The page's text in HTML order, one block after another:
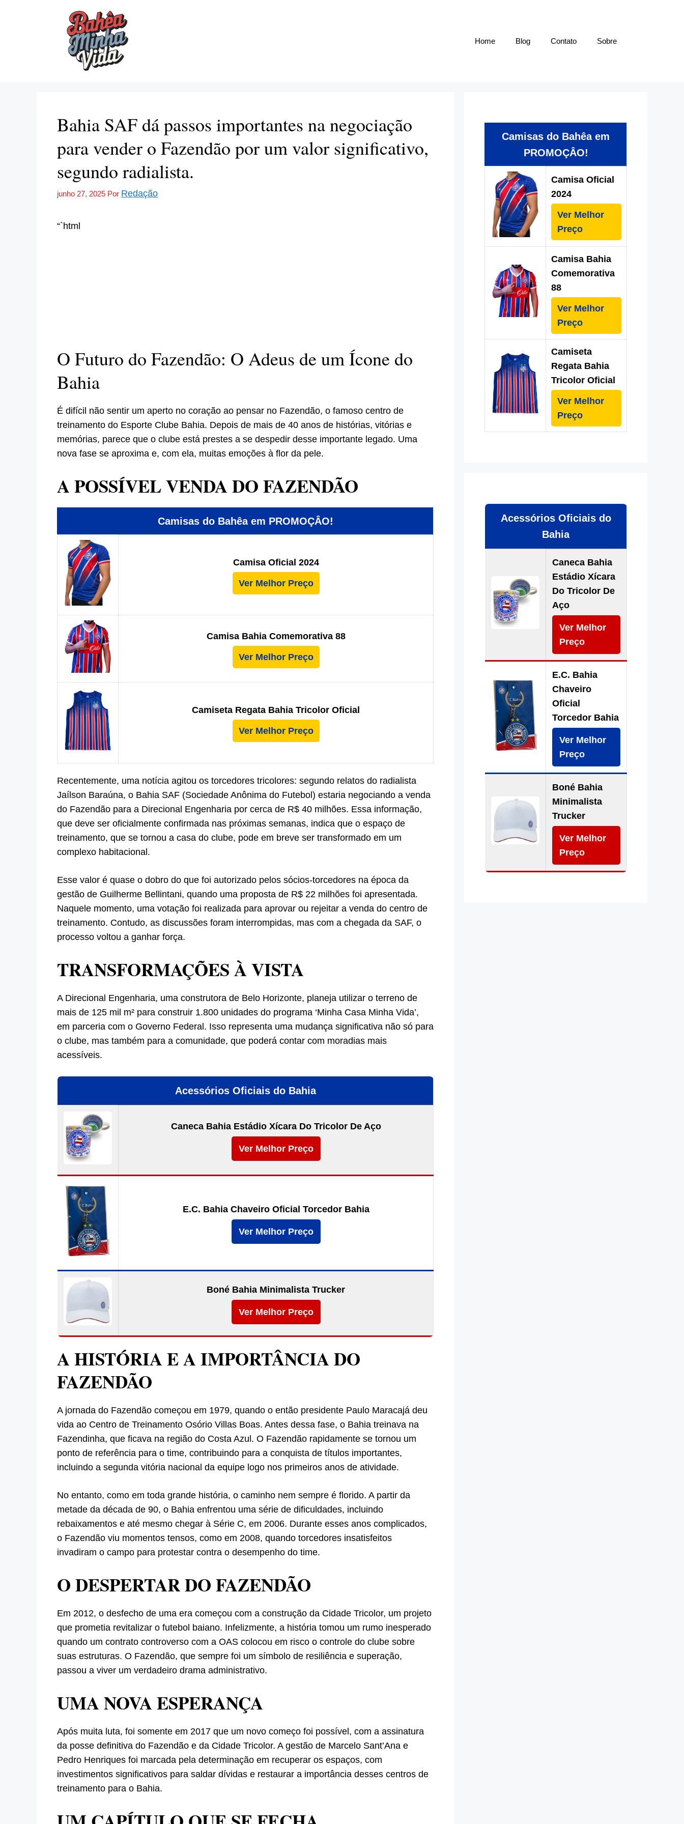
Home Blog Contato Sobre
Bahia SAF dá passos importantes na negociação
para vender o Fazendão por um valor significativo,
segundo radialista.
junho 27, 2025 Por Redação
“`html
O Futuro do Fazendão: O Adeus de um Ícone do
Bahia
É difícil não sentir um aperto no coração ao pensar no Fazendão, o famoso centro de
treinamento do Esporte Clube Bahia. Depois de mais de 40 anos de histórias, vitórias e
memórias, parece que o clube está prestes a se despedir desse importante legado. Uma
nova fase se aproxima e, com ela, muitas emoções à flor da pele.
A POSSÍVEL VENDA DO FAZENDÃO
Camisas do Bahêa em PROMOÇÂO!
Camisa Oficial 2024
Ver Melhor Preço
Camisa Bahia Comemorativa 88
Ver Melhor Preço
Camiseta Regata Bahia Tricolor Oficial
Ver Melhor Preço
Recentemente, uma notícia agitou os torcedores tricolores: segundo relatos do radialista
Jaílson Baraúna, o Bahia SAF (Sociedade Anônima do Futebol) estaria negociando a venda
do Fazendão para a Direcional Engenharia por cerca de R$ 40 milhões. Essa informação,
que deve ser oficialmente confirmada nas próximas semanas, indica que o espaço de
treinamento, que se tornou a casa do clube, pode em breve ser transformado em um
complexo habitacional.
Esse valor é quase o dobro do que foi autorizado pelos sócios-torcedores na época da
gestão de Guilherme Bellintani, quando uma proposta de R$ 22 milhões foi apresentada.
Naquele momento, uma votação foi realizada para aprovar ou rejeitar a venda do centro de
treinamento. Contudo, as discussões foram interrompidas, mas com a chegada da SAF, o
processo voltou a ganhar força.
TRANSFORMAÇÕES À VISTA
A Direcional Engenharia, uma construtora de Belo Horizonte, planeja utilizar o terreno de
mais de 125 mil m² para construir 1.800 unidades do programa ‘Minha Casa Minha Vida’,
em parceria com o Governo Federal. Isso representa uma mudança significativa não só para
o clube, mas também para a comunidade, que poderá contar com moradias mais
acessíveis.
Acessórios Oficiais do Bahia
Caneca Bahia Estádio Xícara Do Tricolor De Aço
Ver Melhor Preço
E.C. Bahia Chaveiro Oficial Torcedor Bahia
Ver Melhor Preço
Boné Bahia Minimalista Trucker
Ver Melhor Preço
A HISTÓRIA E A IMPORTÂNCIA DO
FAZENDÃO
A jornada do Fazendão começou em 1979, quando o então presidente Paulo Maracajá deu
vida ao Centro de Treinamento Osório Villas Boas. Antes dessa fase, o Bahia treinava na
Fazendinha, que ficava na região do Costa Azul. O Fazendão rapidamente se tornou um
ponto de referência para o time, contribuindo para a conquista de títulos importantes,
incluindo a segunda vitória nacional da equipe logo nos primeiros anos de atividade.
No entanto, como em toda grande história, o caminho nem sempre é florido. A partir da
metade da década de 90, o Bahia enfrentou uma série de dificuldades, incluindo
rebaixamentos e até mesmo chegar à Série C, em 2006. Durante esses anos complicados,
o Fazendão viu momentos tensos, como em 2008, quando torcedores insatisfeitos
invadiram o campo para protestar contra o desempenho do time.
O DESPERTAR DO FAZENDÃO
Em 2012, o desfecho de uma era começou com a construção da Cidade Tricolor, um projeto
que prometia revitalizar o futebol baiano. Infelizmente, a história tomou um rumo inesperado
quando um contrato controverso com a OAS colocou em risco o controle do clube sobre
suas estruturas. O Fazendão, que sempre foi um símbolo de resiliência e superação,
passou a viver um verdadeiro drama administrativo.
UMA NOVA ESPERANÇA
Após muita luta, foi somente em 2017 que um novo começo foi possível, com a assinatura
da posse definitiva do Fazendão e da Cidade Tricolor. A gestão de Marcelo Sant’Ana e
Pedro Henriques foi marcada pela determinação em recuperar os espaços, com
investimentos significativos para saldar dívidas e restaurar a importância desses centros de
treinamento para o Bahia.
Camisas do Bahêa em
PROMOÇÂO!
Camisa Oficial
2024
Ver Melhor
Preço
Camisa Bahia
Comemorativa
88
Ver Melhor
Preço
Camiseta
Regata Bahia
Tricolor Oficial
Ver Melhor
Preço
Acessórios Oficiais do
Bahia
Caneca Bahia
Estádio Xícara
Do Tricolor De
Aço
Ver Melhor
Preço
E.C. Bahia
Chaveiro
Oficial
Torcedor Bahia
Ver Melhor
Preço
Boné Bahia
Minimalista
Trucker
Ver Melhor
Preço